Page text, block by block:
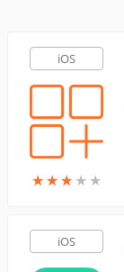
iOS
★★★ ★ ★
★★★ ★ ★
iOS